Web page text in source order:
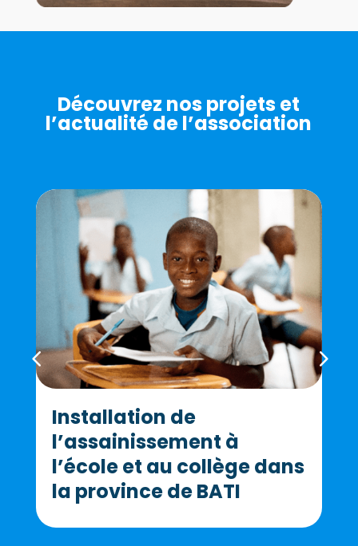
Découvrez nos projets et
l’actualité de l’association
Installation de
l’assainissement à
l’école et au collège dans
la province de BATI